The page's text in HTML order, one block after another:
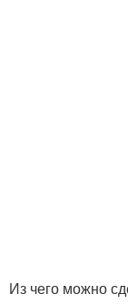
Из чего можно